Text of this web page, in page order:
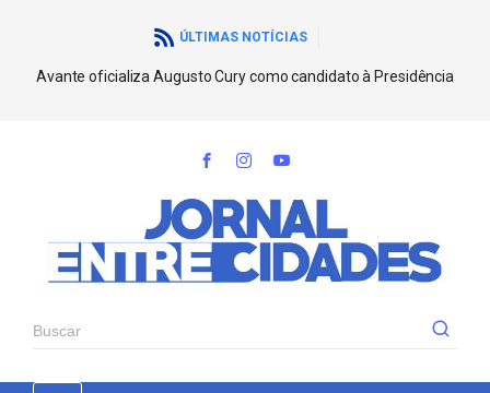
ÚLTIMAS NOTÍCIAS
Avante oficializa Augusto Cury como candidato à Presidência